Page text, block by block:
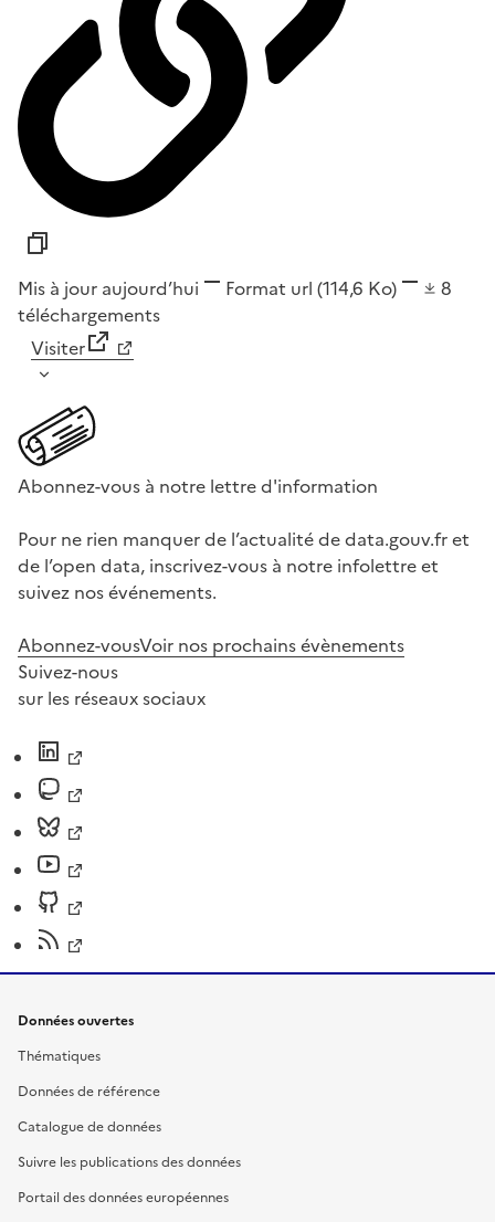
Mis à jour aujourd’hui Format url (114,6 Ko)
8
téléchargements
Visiter
Abonnez-vous à notre lettre d'information
Pour ne rien manquer de l’actualité de data.gouv.fr et
de l’open data, inscrivez-vous à notre infolettre et
suivez nos événements.
Abonnez-vousVoir nos prochains évènements
Suivez-nous
sur les réseaux sociaux
Données ouvertes
Thématiques
Données de référence
Catalogue de données
Suivre les publications des données
Portail des données européennes